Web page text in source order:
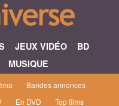
JEUX VIDÉO
BD
MUSIQUE
Bandes annonces
En DVD
Top films